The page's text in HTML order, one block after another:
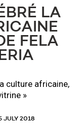
LA
FELA
culture africaine,
»
JULY 2018